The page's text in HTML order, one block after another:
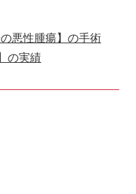
悪性腫瘍】の手術
の実績